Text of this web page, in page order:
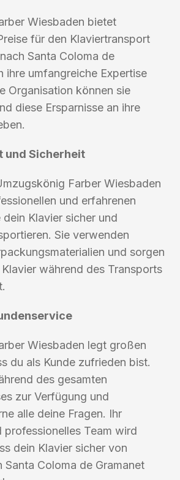
Wiesbaden bietet
für den Klaviertransport
Santa Coloma de
ihre umfangreiche Expertise
Organisation können sie
diese Ersparnisse an ihre
und Sicherheit
Farber Wiesbaden
und erfahrenen
Klavier sicher und
Sie verwenden
und sorgen
während des Transports
Wiesbaden legt großen
du als Kunde zufrieden bist.
des gesamten
zur Verfügung und
alle deine Fragen. Ihr
professionelles Team wird
dein Klavier sicher von
Santa Coloma de Gramanet